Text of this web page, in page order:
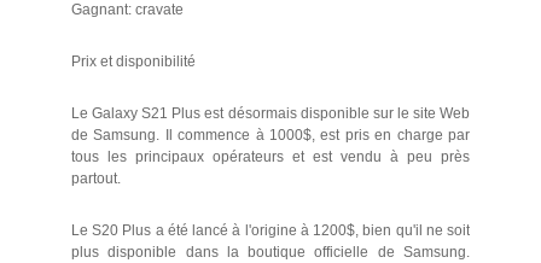
Gagnant: cravate
Prix et disponibilité
Le Galaxy S21 Plus est désormais disponible sur le site Web
de Samsung. Il commence à 1000$, est pris en charge par
tous les principaux opérateurs et est vendu à peu près
partout.
Le S20 Plus a été lancé à l'origine à 1200$, bien qu'il ne soit
plus disponible dans la boutique officielle de Samsung.